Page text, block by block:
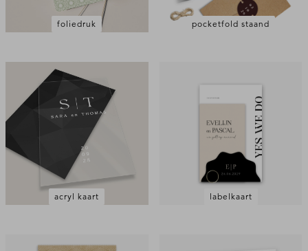
foliedruk pocketfold staand
acryl kaart labelkaart